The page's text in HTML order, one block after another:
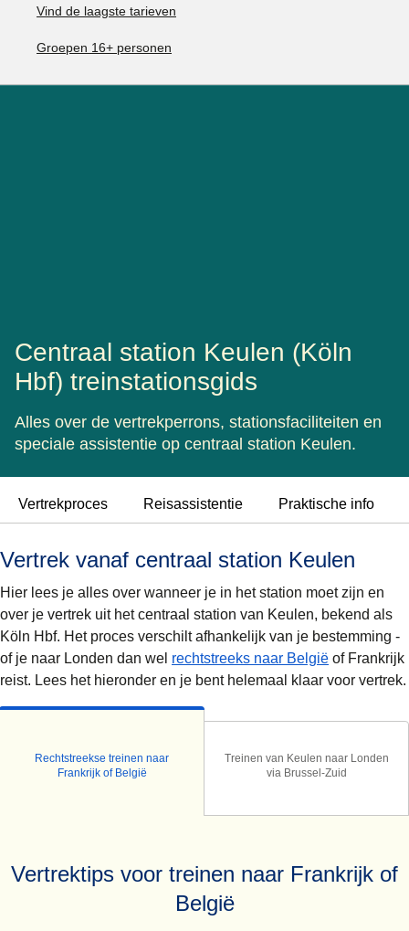
Vind de laagste tarieven
Groepen 16+ personen
Centraal station Keulen (Köln
Hbf) treinstationsgids
Alles over de vertrekperrons, stationsfaciliteiten en
speciale assistentie op centraal station Keulen.
Vertrekproces Reisassistentie Praktische info
Vertrek vanaf centraal station Keulen
Hier lees je alles over wanneer je in het station moet zijn en
over je vertrek uit het centraal station van Keulen, bekend als
Köln Hbf. Het proces verschilt afhankelijk van je bestemming -
of je naar Londen dan wel rechtstreeks naar België of Frankrijk
reist. Lees het hieronder en je bent helemaal klaar voor vertrek.
Rechtstreekse treinen naar
Frankrijk of België
Treinen van Keulen naar Londen
via Brussel-Zuid
Vertrektips voor treinen naar Frankrijk of
België